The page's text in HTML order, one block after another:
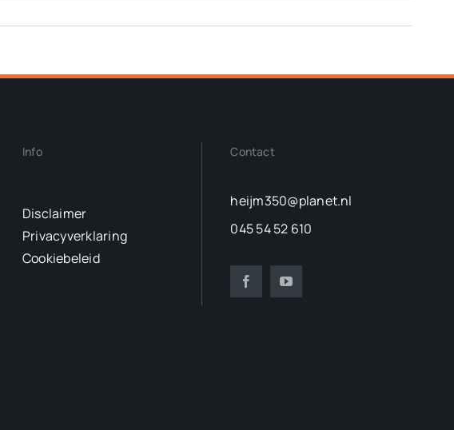
Info
Disclaimer
Privacyverklaring
Cookiebeleid
Contact
heijm350@planet.nl
045 54 52 610